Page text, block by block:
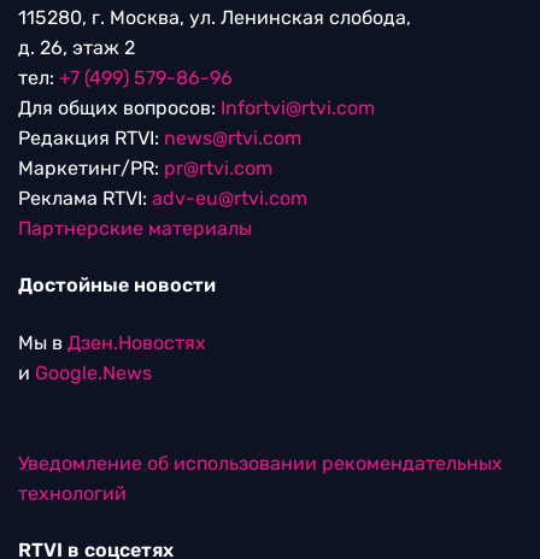
115280, г. Москва, ул. Ленинская слобода,
д. 26, этаж 2
тел: +7 (499) 579-86-96
Для общих вопросов: Infortvi@rtvi.com
Редакция RTVI: news@rtvi.com
Маркетинг/PR: pr@rtvi.com
Реклама RTVI: adv-eu@rtvi.com
Партнерские материалы
Достойные новости
Мы в Дзен.Новостях
и Google.News
Уведомление об использовании рекомендательных
технологий
RTVI в соцсетях